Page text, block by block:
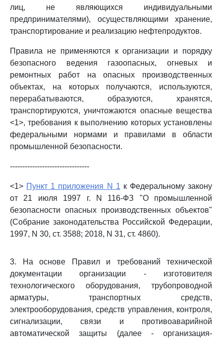
лиц, не являющихся индивидуальными
предпринимателями), осуществляющими хранение,
транспортирование и реализацию нефтепродуктов.
Правила не применяются к организации и порядку
безопасного ведения газоопасных, огневых и
ремонтных работ на опасных производственных
объектах, на которых получаются, используются,
перерабатываются, образуются, хранятся,
транспортируются, уничтожаются опасные вещества
<1>, требования к выполнению которых установлены
федеральными нормами и правилами в области
промышленной безопасности.
--------------------------------
<1> Пункт 1 приложения N 1 к Федеральному закону
от 21 июля 1997 г. N 116-ФЗ "О промышленной
безопасности опасных производственных объектов"
(Собрание законодательства Российской Федерации,
1997, N 30, ст. 3588; 2018, N 31, ст. 4860).
3. На основе Правил и требований технической
документации организации - изготовителя
технологического оборудования, трубопроводной
арматуры, транспортных средств,
электрооборудования, средств управления, контроля,
сигнализации, связи и противоаварийной
автоматической защиты (далее - организация-